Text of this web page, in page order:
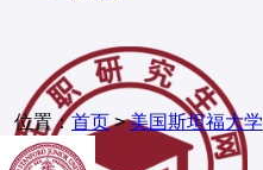
位置：首页>美国斯坦福大学